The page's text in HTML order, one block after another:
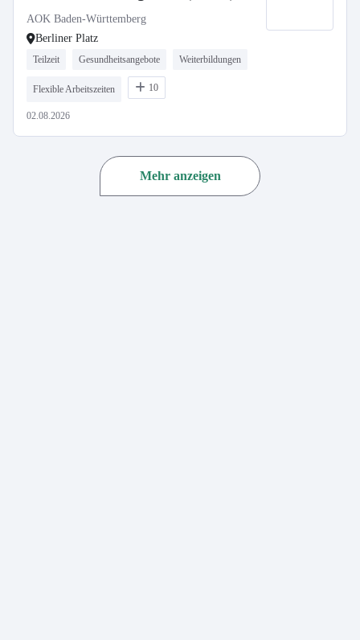
AOK Baden-Württemberg
Berliner Platz
Teilzeit Gesundheitsangebote Weiterbildungen
Flexible Arbeitszeiten 10
02.08.2026
Mehr anzeigen